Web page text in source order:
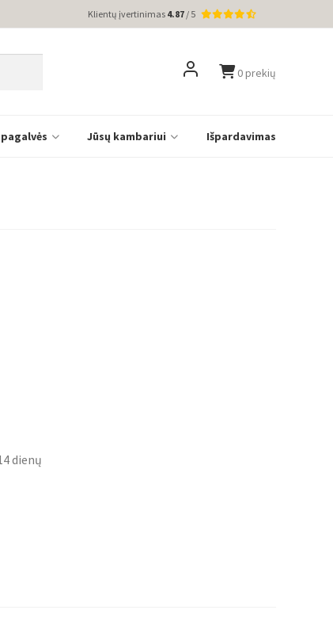
Klientų įvertinimas 4.87 / 5
0 prekių
Jūsų kambariui Išpardavimas
dienų